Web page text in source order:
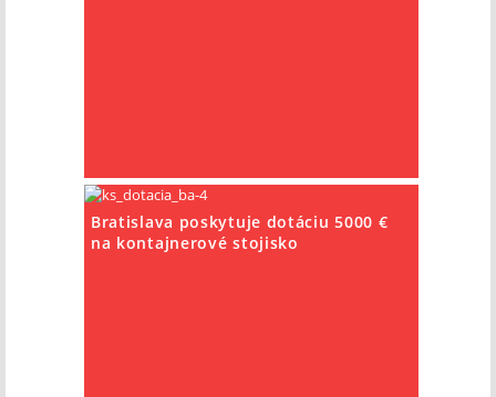
Bratislava poskytuje dotáciu 5000 €
na kontajnerové stojisko